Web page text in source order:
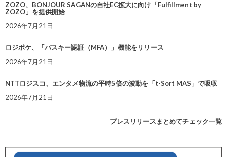
ZOZO、BONJOUR SAGANの自社EC拡大に向け「Fulfillment by
ZOZO」を提供開始
2026年7月21日
ロジポケ、「パスキー認証（MFA）」機能をリリース
2026年7月21日
NTTロジスコ、エンタメ物流の平時5倍の波動を「t-Sort MAS」で吸収
2026年7月21日
プレスリリースまとめてチェック一覧